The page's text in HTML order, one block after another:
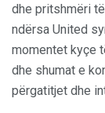
dhe pritshmëri
ndërsa United
momentet kyçe
dhe shumat e
përgatitjet dhe